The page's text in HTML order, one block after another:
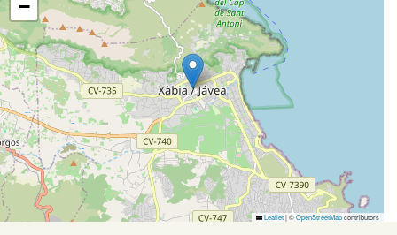
−
Leaflet|©OpenStreetMapcontributors